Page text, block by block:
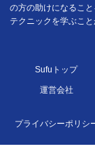
の方の助けになるこ
テクニックを学ぶこ
Sufuトップ
運営会社
プライバシーポリシ